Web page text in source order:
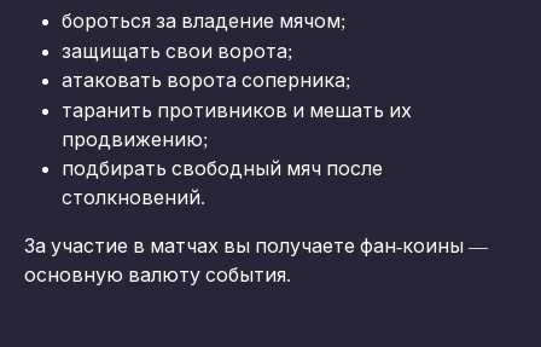
бороться за владение мячом;
защищать свои ворота;
атаковать ворота соперника;
таранить противников и мешать их
продвижению;
подбирать свободный мяч после
столкновений.
За участие в матчах вы получаете фан-коины —
основную валюту события.